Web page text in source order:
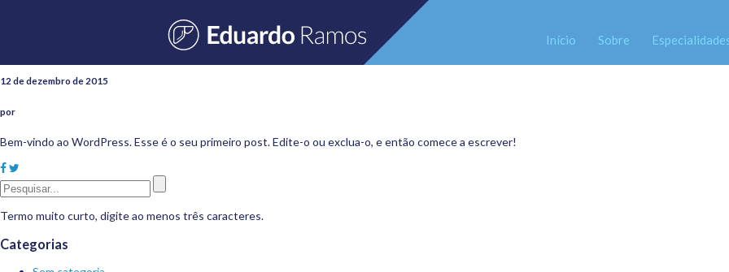
Início Sobre
12 de dezembro de 2015
por
Bem-vindo ao WordPress. Esse é o seu primeiro post. Edite-o ou exclua-o, e então comece a escrever!
Termo muito curto, digite ao menos três caracteres.
Categorias